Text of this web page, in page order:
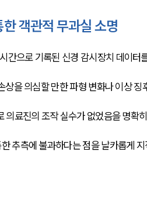
객관적 무과실 소명
간으로 기록된 신경 감시장치 데이터
을 의심할 만한 파형 변화나 이상 징
의료진의 조작 실수가 없었음을 명확
추측에 불과하다는 점을 날카롭게 지